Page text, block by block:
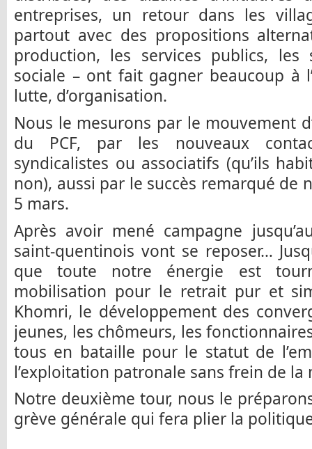
entreprises, un retour dans les
partout avec des propositions
production, les services publics,
sociale – ont fait gagner beaucoup à
lutte, d’organisation.
Nous le mesurons par le mouvement
du PCF, par les nouveaux
syndicalistes ou associatifs (qu’ils
non), aussi par le succès remarqué de
5 mars.
Après avoir mené campagne
saint-quentinois vont se reposer…
que toute notre énergie est
mobilisation pour le retrait pur et
Khomri, le développement des
jeunes, les chômeurs, les
tous en bataille pour le statut de
l’exploitation patronale sans frein de la
Notre deuxième tour, nous le
grève générale qui fera plier la